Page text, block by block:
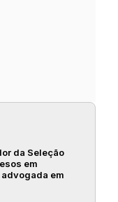
da Seleção
em
em